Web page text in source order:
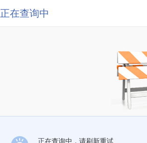
正在查询中
正在查询中，请刷新重试